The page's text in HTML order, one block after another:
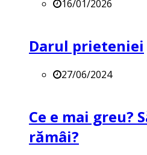
16/01/2026
Darul prieteniei
27/06/2024
Ce e mai greu?
rămâi?